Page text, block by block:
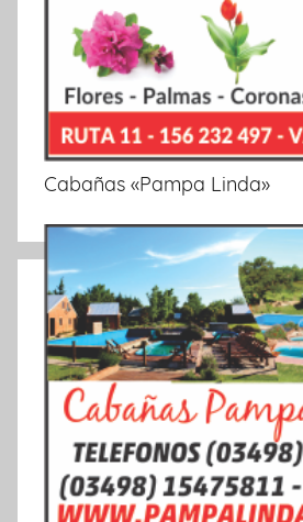
Cabañas «Pampa Linda»